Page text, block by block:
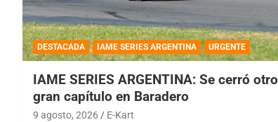
DESTACADA IAME SERIES ARGENTINA URGENTE
IAME SERIES ARGENTINA: Se cerró otro
gran capítulo en Baradero
9 agosto, 2026 E-Kart